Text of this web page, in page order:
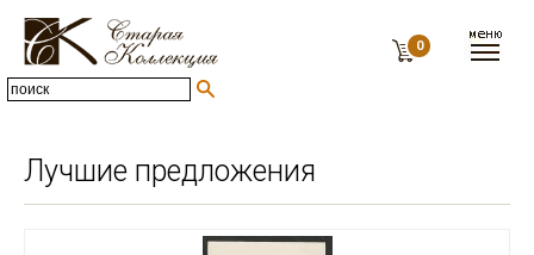
0
Лучшие предложения